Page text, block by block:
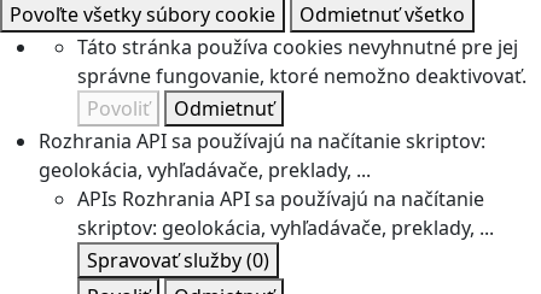
Povoľte všetky súbory cookie
Odmietnuť všetko
Táto stránka používa cookies nevyhnutné pre jej
správne fungovanie, ktoré nemožno deaktivovať.
Povoliť
Odmietnuť
Rozhrania API sa používajú na načítanie skriptov:
geolokácia, vyhľadávače, preklady, ...
APIs Rozhrania API sa používajú na načítanie
skriptov: geolokácia, vyhľadávače, preklady, ...
Spravovať služby(0)